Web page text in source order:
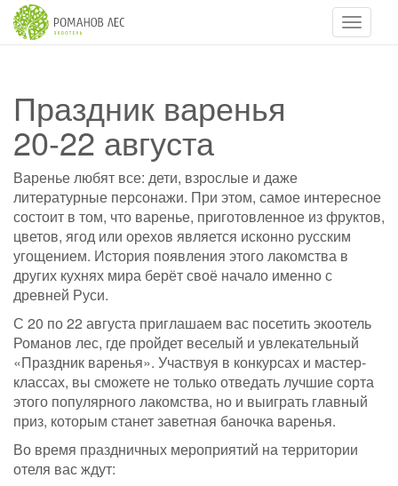
Праздник варенья
20-22 августа
Варенье любят все: дети, взрослые и даже
литературные персонажи. При этом, самое интересное
состоит в том, что варенье, приготовленное из фруктов,
цветов, ягод или орехов является исконно русским
угощением. История появления этого лакомства в
других кухнях мира берёт своё начало именно с
древней Руси.
С 20 по 22 августа приглашаем вас посетить экоотель
Романов лес, где пройдет веселый и увлекательный
«Праздник варенья». Участвуя в конкурсах и мастер-
классах, вы сможете не только отведать лучшие сорта
этого популярного лакомства, но и выиграть главный
приз, которым станет заветная баночка варенья.
Во время праздничных мероприятий на территории
отеля вас ждут: